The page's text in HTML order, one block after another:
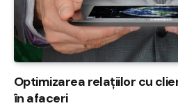
Optimizarea relațiilor cu
în afaceri